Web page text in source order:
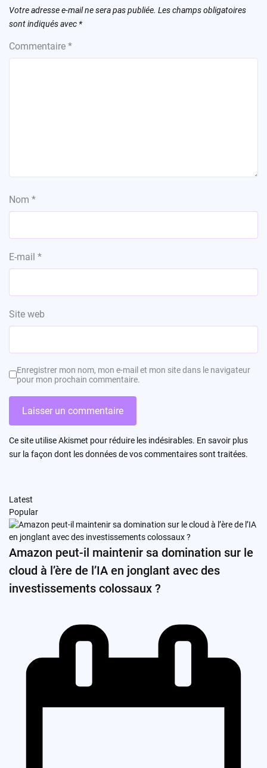
Votre adresse e-mail ne sera pas publiée. Les champs obligatoires
sont indiqués avec *
Commentaire *
Nom *
E-mail *
Site web
Enregistrer mon nom, mon e-mail et mon site dans le navigateur
pour mon prochain commentaire.
Ce site utilise Akismet pour réduire les indésirables. En savoir plus
sur la façon dont les données de vos commentaires sont traitées.
Latest
Popular
Amazon peut-il maintenir sa domination sur le
cloud à l’ère de l’IA en jonglant avec des
investissements colossaux ?